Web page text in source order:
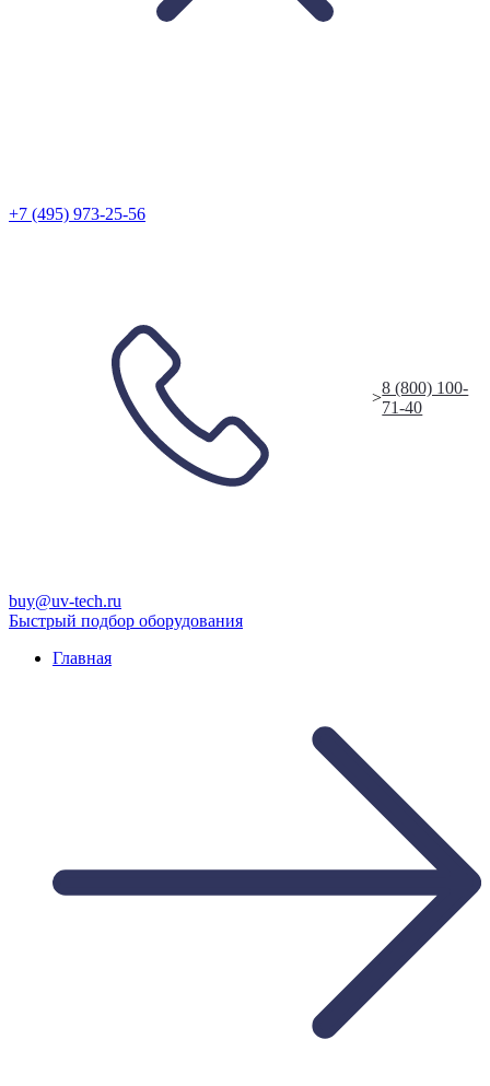
+7 (495) 973-25-56
>
8 (800) 100-
71-40
buy@uv-tech.ru
Быстрый подбор оборудования
Главная